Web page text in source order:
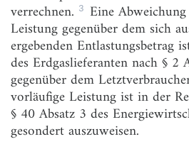
§ 3
Vorläufige Leistung des
Entlastung bei
Standardlastprofil
§ 4
Verpflichtung des
seinen Kunden
§ 5
Weitergabe der
und in
verrechnen. 3 Eine
Leistung gegenüber dem sich
ergebenden Entlastungsbetrag
des Erdgaslieferanten nach § 2
gegenüber dem
vorläufige Leistung ist in der
§ 40 Absatz 3 des
gesondert auszuweisen.